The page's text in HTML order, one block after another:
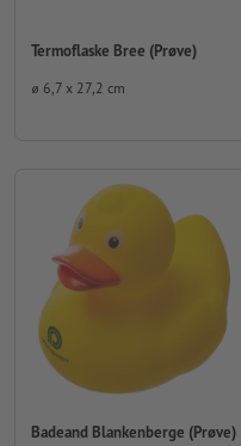
Termoflaske Bree (Prøve)
⌀ 6,7 x 27,2 cm
Badeand Blankenberge (Prøve)